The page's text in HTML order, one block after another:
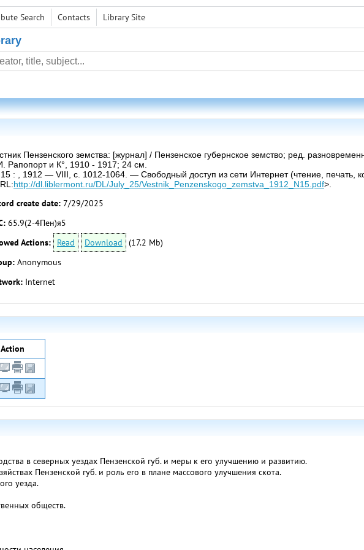
Search Contacts Library Site
Пензенского земства: [журнал] / Пензенское губернское земство; ред.
Рапопорт и К°, 1910 - 1917; 24 см.
: , 1912 — VIII, с. 1012-1064. — Свободный доступ из сети Интернет (чтение, печать,
http://dl.liblermont.ru/DL/July_25/Vestnik_Penzenskogo_zemstva_1912_N15.pdf>.
create date: 7/29/2025
65.9(2-4Пен)я5
Actions:
Read Download
(17.2 Mb)
Anonymous
Internet
Action
в северных уездах Пензенской губ. и меры к его улучшению и развитию.
Пензенской губ. и роль его в плане массового улучшения скота.
уезда.
обществ.